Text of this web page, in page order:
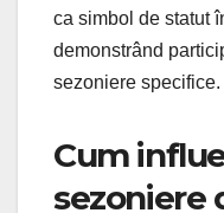
ca simbol de statut
demonstrând
sezoniere specifice.
Cum
sezoniere